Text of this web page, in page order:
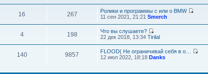
16 267
Ролики и программы с или о BMW
11 сен 2021, 21:21 Smerch
4 198
Что вы слушаете?
22 дек 2018, 13:34 Tirilal
140 9857
FLOOD( Не ограничивай себя в о…
12 июл 2022, 18:18 Danks